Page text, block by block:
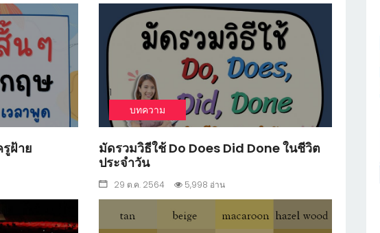
ฝ้าย
1
บทความ
มัดรวมวิธีใช้ Do Does Did Done ในชีวิต
ประจำวัน
29 ต.ค. 2564 5,998 อ่าน